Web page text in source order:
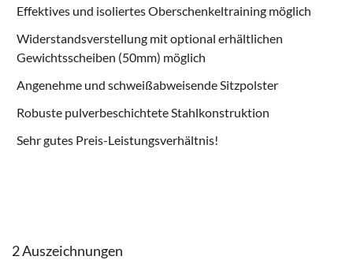
Effektives und isoliertes Oberschenkeltraining möglich
Widerstandsverstellung mit optional erhältlichen
Gewichtsscheiben (50mm) möglich
Angenehme und schweißabweisende Sitzpolster
Robuste pulverbeschichtete Stahlkonstruktion
Sehr gutes Preis-Leistungsverhältnis!
2 Auszeichnungen